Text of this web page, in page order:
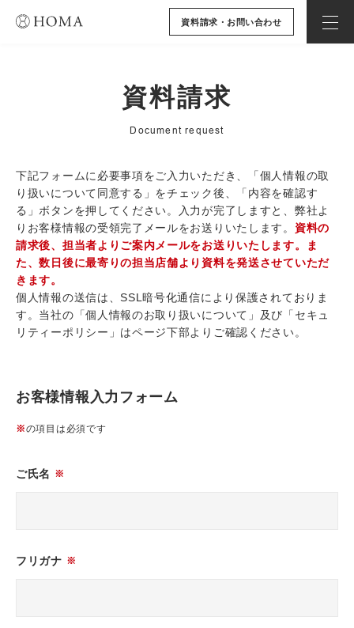
資料請求・お問い合わせ
資料請求
Document request
下記フォームに必要事項をご入力いただき、「個人情報の取
り扱いについて同意する」をチェック後、「内容を確認す
る」ボタンを押してください。入力が完了しますと、弊社よ
りお客様情報の受領完了メールをお送りいたします。 資料の
請求後、担当者よりご案内メールをお送りいたします。ま
た、数日後に最寄りの担当店舗より資料を発送させていただ
きます。
個人情報の送信は、SSL暗号化通信により保護されておりま
す。当社の「個人情報のお取り扱いについて」及び「セキュ
リティーポリシー」はページ下部よりご確認ください。
お客様情報入力フォーム
※の項目は必須です
ご氏名 ※
フリガナ ※